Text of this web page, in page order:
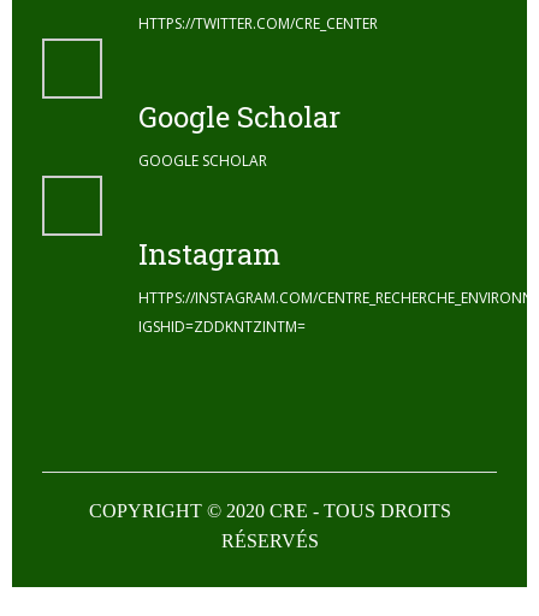
HTTPS://TWITTER.COM/CRE_CENTER
Google Scholar
GOOGLE SCHOLAR
Instagram
HTTPS://INSTAGRAM.COM/
IGSHID=ZDDKNTZINTM=
COPYRIGHT © 2020 CRE - TOUS DROITS
RÉSERVÉS